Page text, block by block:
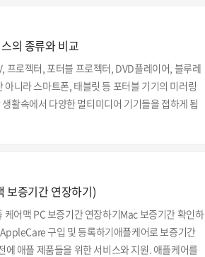
들이 몰려 있습니다. ▼ 왼쪽부터 1. 맥세이프 충전
미니 DVI 포트4. FireWire 400 포트5,6. USB 2.0
의 종류와 비교
프로젝터, 포터블 프로젝터, DVD플레이어, 블루레
아니라 스마트폰, 태블릿 등 포터블 기기의 미러링
활속에서 다양한 멀티미디어 기기들을 접하게 됩
만큼 사용자 입장에서는 많이 헷갈리기도 합니다.
나 컴포지트와 같은 아날로그 데이터 전송용 인
지만, 2000..
보증기간 연장하기)
케어맥 PC 보증기간 연장하기Mac 보증기간 확인하
구입 및 등록하기애플케어로 보증기간
애플 제품들을 위한 서비스와 지원. 애플케어를